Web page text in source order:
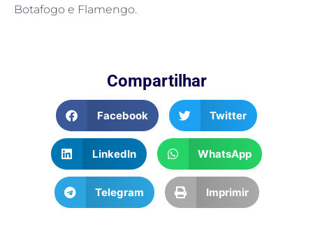
Botafogo e Flamengo.
Compartilhar
Facebook Twitter
LinkedIn WhatsApp
Telegram Imprimir